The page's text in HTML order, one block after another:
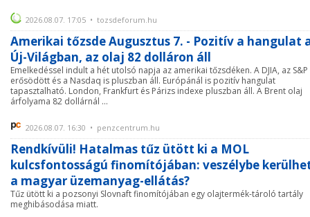
2026.08.07. 17:05 • tozsdeforum.hu
Amerikai tőzsde Augusztus 7. - Pozitív a hangulat
Új-Világban, az olaj 82 dolláron áll
Emelkedéssel indult a hét utolsó napja az amerikai tőzsdéken. A DJIA, az S&P
erősödött és a Nasdaq is pluszban áll. Európánál is pozitív hangulat
tapasztalható. London, Frankfurt és Párizs indexe pluszban áll. A Brent olaj
árfolyama 82 dollárnál ...
2026.08.07. 16:30 • penzcentrum.hu
Rendkívüli! Hatalmas tűz ütött ki a MOL
kulcsfontosságú finomítójában: veszélybe
a magyar üzemanyag-ellátás?
Tűz ütött ki a pozsonyi Slovnaft finomítójában egy olajtermék-tároló tartály
meghibásodása miatt.